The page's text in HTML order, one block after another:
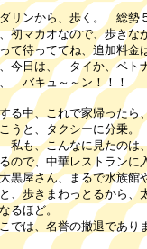
リンから、歩く。 総勢５
なので、歩きながら
てね、追加料金は無
、 タイか、ベトナム
ュ～～ン！！！
中、これで家帰ったら
、タクシーに分乗。
んなに見たのは、
華レストランに入り
、まるで水族館や
わっとるから、太ら
ど。
名誉の撤退でありま